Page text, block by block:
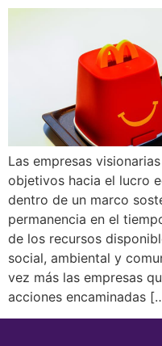
Las empresas
objetivos hacia el lucro
dentro de un marco
permanencia en el
de los recursos
social, ambiental y
vez más las empresas
acciones encaminadas